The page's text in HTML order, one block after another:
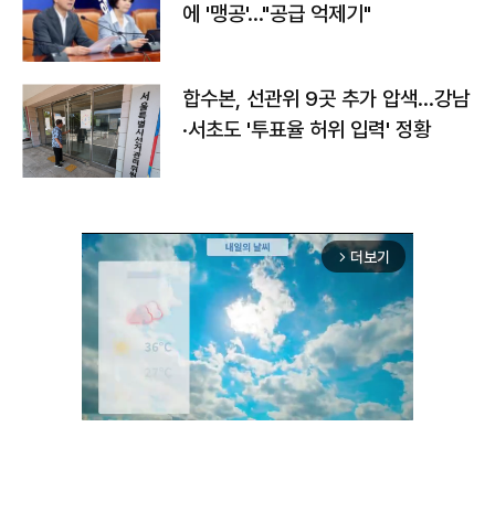
에 '맹공'…"공급 억제기"
합수본, 선관위 9곳 추가 압색…강남
·서초도 '투표율 허위 입력' 정황
arrow_forward_ios 더보기